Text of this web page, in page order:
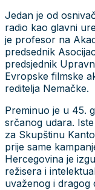
Jedan je od
radio kao glavni
je profesor na
predsednik
predsjednik
Evropske filmske
reditelja Nemačke.
Preminuo je u 45.
srčanog udara.
za Skupštinu
prije same
Hercegovina je
režisera i
uvaženog i dragog